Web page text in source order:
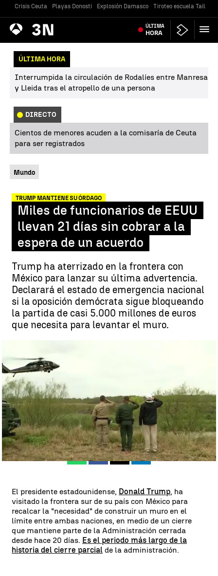
Crisis Ceuta Playas Donosti Explosión Damasco Tiroteo escuela
Antena
3 Noticias ÚLTIMA
HORA
ÚLTIMA HORA
Interrumpida la circulación de Rodalíes entre Manresa
y Lleida tras el atropello de una persona
DIRECTO
Cientos de menores acuden a la comisaría de Ceuta
para ser registrados
Mundo
TRUMP MANTIENE SU ÓRDAGO
Miles de funcionarios de EEUU
llevan 21 días sin cobrar a la
espera de un acuerdo
Trump ha aterrizado en la frontera con
México para lanzar su última advertencia.
Declarará el estado de emergencia nacional
si la oposición demócrata sigue bloqueando
la partida de casi 5.000 millones de euros
que necesita para levantar el muro.
Antena 3 Noticias Madrid
Publicado:11 de enero de 2019, 21:43
WhatsappFacebook
X Linkedin
El presidente estadounidense, Donald Trump, ha
visitado la frontera sur de su país con México para
recalcar la "necesidad" de construir un muro en el
límite entre ambas naciones, en medio de un cierre
que mantiene parte de la Administración cerrada
desde hace 20 días. Es el periodo más largo de la
historia del cierre parcial de la administración.